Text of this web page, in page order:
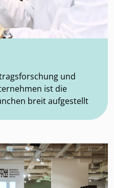
und
ist die
breit aufgestellt